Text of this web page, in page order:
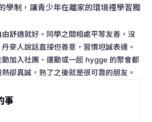
學制，讓青少年在離家的環境裡學習獨
舒適就好。同學之間相處平等友善，沒
麥人說話直接但善意，習慣坦誠表達。
動加入社團、運動或一起 hygge 的聚會都
卻真誠，熟了之後就是很可靠的朋友。
事